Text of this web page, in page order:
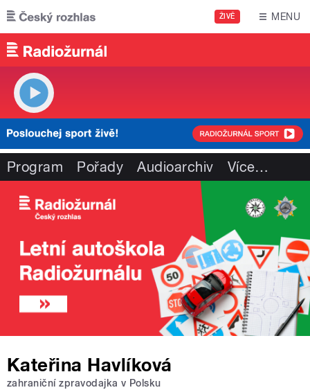
Přejít k hlavnímu obsahu
ŽIVĚ MENU
Program Pořady Audioarchiv Více…
Kateřina Havlíková
zahraniční zpravodajka v Polsku